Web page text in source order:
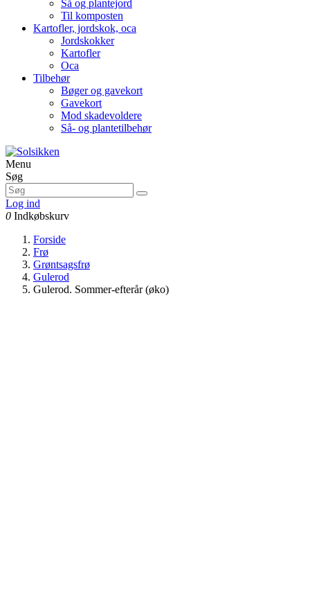
Så og plantejord
Til komposten
Kartofler, jordskok, oca
Jordskokker
Kartofler
Oca
Tilbehør
Bøger og gavekort
Gavekort
Mod skadevoldere
Så- og plantetilbehør
Menu
Søg
Log ind
0 Indkøbskurv
Forside
Frø
Grøntsagsfrø
Gulerod
Gulerod. Sommer-efterår (øko)